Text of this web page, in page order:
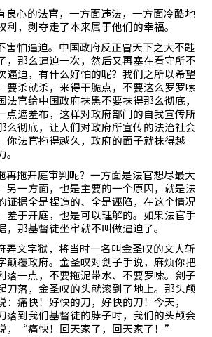
良心的法官，一方面违法，一方面冷酷地
，剥夺走了本来属于他们的幸福。
害怕逼迫。中国政府反正冒天下之大不韪
，那么逼迫一次，然后又再塞在看守所不
逼迫，有什么好怕的呢？我们之所以希望
要杀就杀，来得干脆点，不要这么罗罗嗦
法官给中国政府抹黑不要抹得那么彻底，
点遮羞布，这样对政府部门的自我宣传所
么彻底，让人们对政府所宣传的法治社会
你法官拖得越久，政府的面子就抹得越
再拖开庭审判呢？一方面是法官想尽最大
另一方面，也是主要的一个原因，就是法
证据全是捏造的、全是诬陷，在这个情况
羞于开庭，也是可以理解的。如果法官手
，那基督徒坐牢就不叫做逼迫了。
弄文字狱，将当时一名叫金圣叹的文人斩
颠覆政府。金圣叹对刽子手说，麻烦你把
落一点，不要拖泥带水、不要罗嗦。刽子
刀落，金圣叹的头就滚到了地上。那头颅
：痛快！好快的刀，好快的刀！今天，
落到我们基督徒的脖子时，我们的头颅会
，“痛快！回天家了，回天家了！”